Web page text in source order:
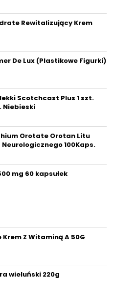
Rewitalizujący Krem
De Lux (Plastikowe Figurki)
Scotchcast Plus 1 szt.
Niebieski
Orotate Orotan Litu
100Kaps.
mg 60 kapsułek
Z Witaminą A 50G
wieluński 220g